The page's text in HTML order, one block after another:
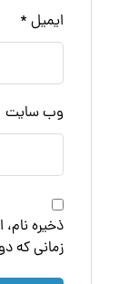
ایمیل *
وب‌ سایت
ذخیره
زمانی که